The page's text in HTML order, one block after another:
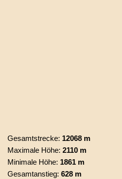
Gesamtstrecke: 12068 m
Maximale Höhe: 2110 m
Minimale Höhe: 1861 m
Gesamtanstieg: 628 m